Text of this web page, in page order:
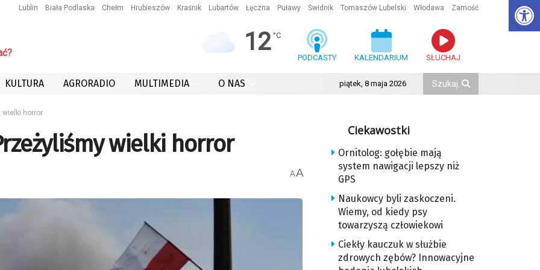
Lublin Biała Podlaska Chełm Hrubieszów Kraśnik Lubartów Łęczna Puławy Świdnik Tomaszów Lubelski Włodawa Zamość
12 °C
PODCASTY KALENDARIUM SŁUCHAJ
KULTURA AGRORADIO MULTIMEDIA O NAS piątek, 8 maja 2026
horror
wielki horror
AA
Ciekawostki
Ornitolog: gołębie mają
system nawigacji lepszy niż
GPS
Naukowcy byli zaskoczeni.
Wiemy, od kiedy psy
towarzyszą człowiekowi
Ciekły kauczuk w służbie
zdrowych zębów? Innowacyjne